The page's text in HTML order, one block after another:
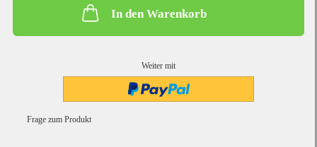
In den Warenkorb
Weiter mit
Frage zum Produkt